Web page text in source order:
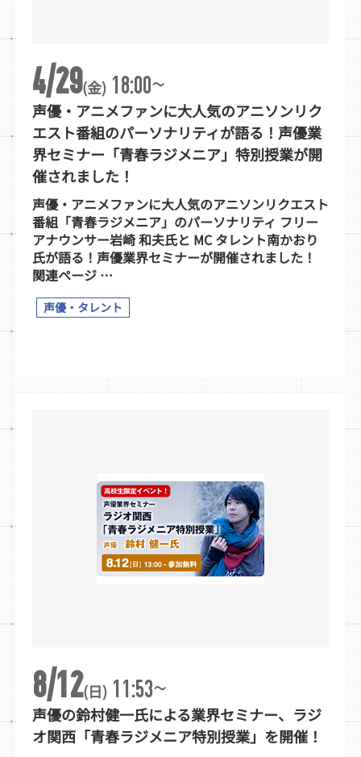
4/29(金) 18:00~
声優・アニメファンに大人気のアニソンリク
エスト番組のパーソナリティが語る！声優業
界セミナー「青春ラジメニア」特別授業が開
催されました！
声優・アニメファンに大人気のアニソンリクエスト
番組「青春ラジメニア」のパーソナリティ フリー
アナウンサー岩崎 和夫氏と MC タレント南かおり
氏が語る！声優業界セミナーが開催されました！
関連ページ …
声優・タレント
8/12(日) 11:53~
声優の鈴村健一氏による業界セミナー、ラジ
オ関西「青春ラジメニア特別授業」を開催！